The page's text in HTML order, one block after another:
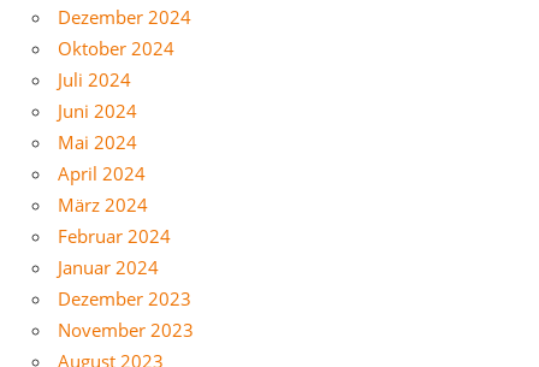
Dezember 2024
Oktober 2024
Juli 2024
Juni 2024
Mai 2024
April 2024
März 2024
Februar 2024
Januar 2024
Dezember 2023
November 2023
August 2023